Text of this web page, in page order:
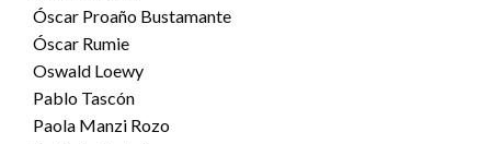
Óscar Proaño Bustamante
Óscar Rumie
Oswald Loewy
Pablo Tascón
Paola Manzi Rozo